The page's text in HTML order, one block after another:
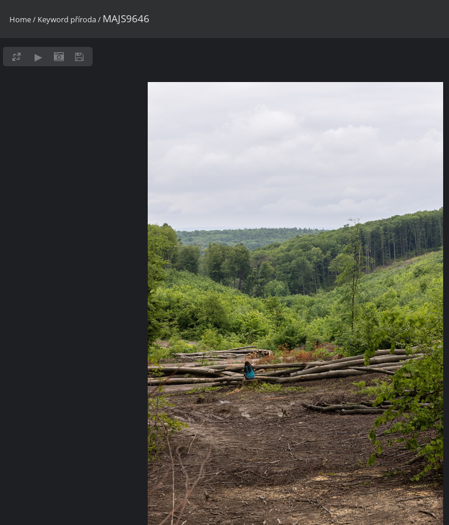
Home/ Keyword příroda/ MAJS9646